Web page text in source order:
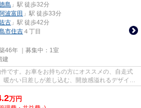
島 」駅 徒歩32分
阿波富田 」駅 徒歩33分
古 」駅 徒歩42分
市住吉 ４丁目
46年 ｜募集中： 1室
建
です。お車をお持ちの方にオススメの、自走式
暖かい日差しが差し込む、開放感溢れるデザイナ
万円